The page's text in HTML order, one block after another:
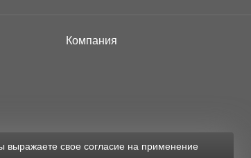
Компания
выражаете свое согласие на применение